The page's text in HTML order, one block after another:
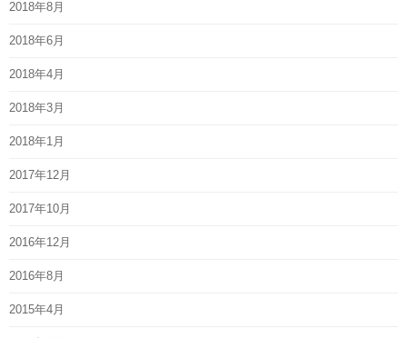
2018年8月
2018年6月
2018年4月
2018年3月
2018年1月
2017年12月
2017年10月
2016年12月
2016年8月
2015年4月